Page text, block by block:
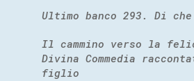
Ultimo banco 293. Di
Il cammino verso la
Divina Commedia
figlio